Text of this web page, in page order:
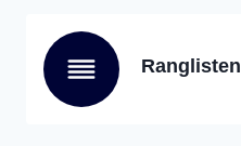
Ranglisten